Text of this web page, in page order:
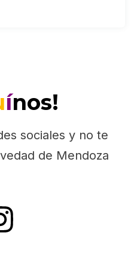
ínos!
sociales y no te
de Mendoza